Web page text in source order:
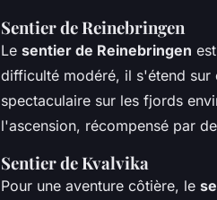
Sentier de Reinebringen
Le sentier de Reinebringen
difficulté modéré, il s'étend
spectaculaire sur les fjords
l'ascension, récompensé par
Sentier de Kvalvika
Pour une aventure côtière, le